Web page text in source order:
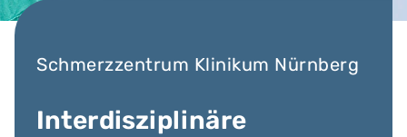
Schmerzzentrum Klinikum Nürnberg
Interdisziplinäre